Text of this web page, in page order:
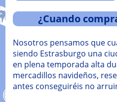
¿Cuando
Nosotros pensamos que
siendo Estrasburgo una
en plena temporada alta
mercadillos navideños,
antes conseguiréis no